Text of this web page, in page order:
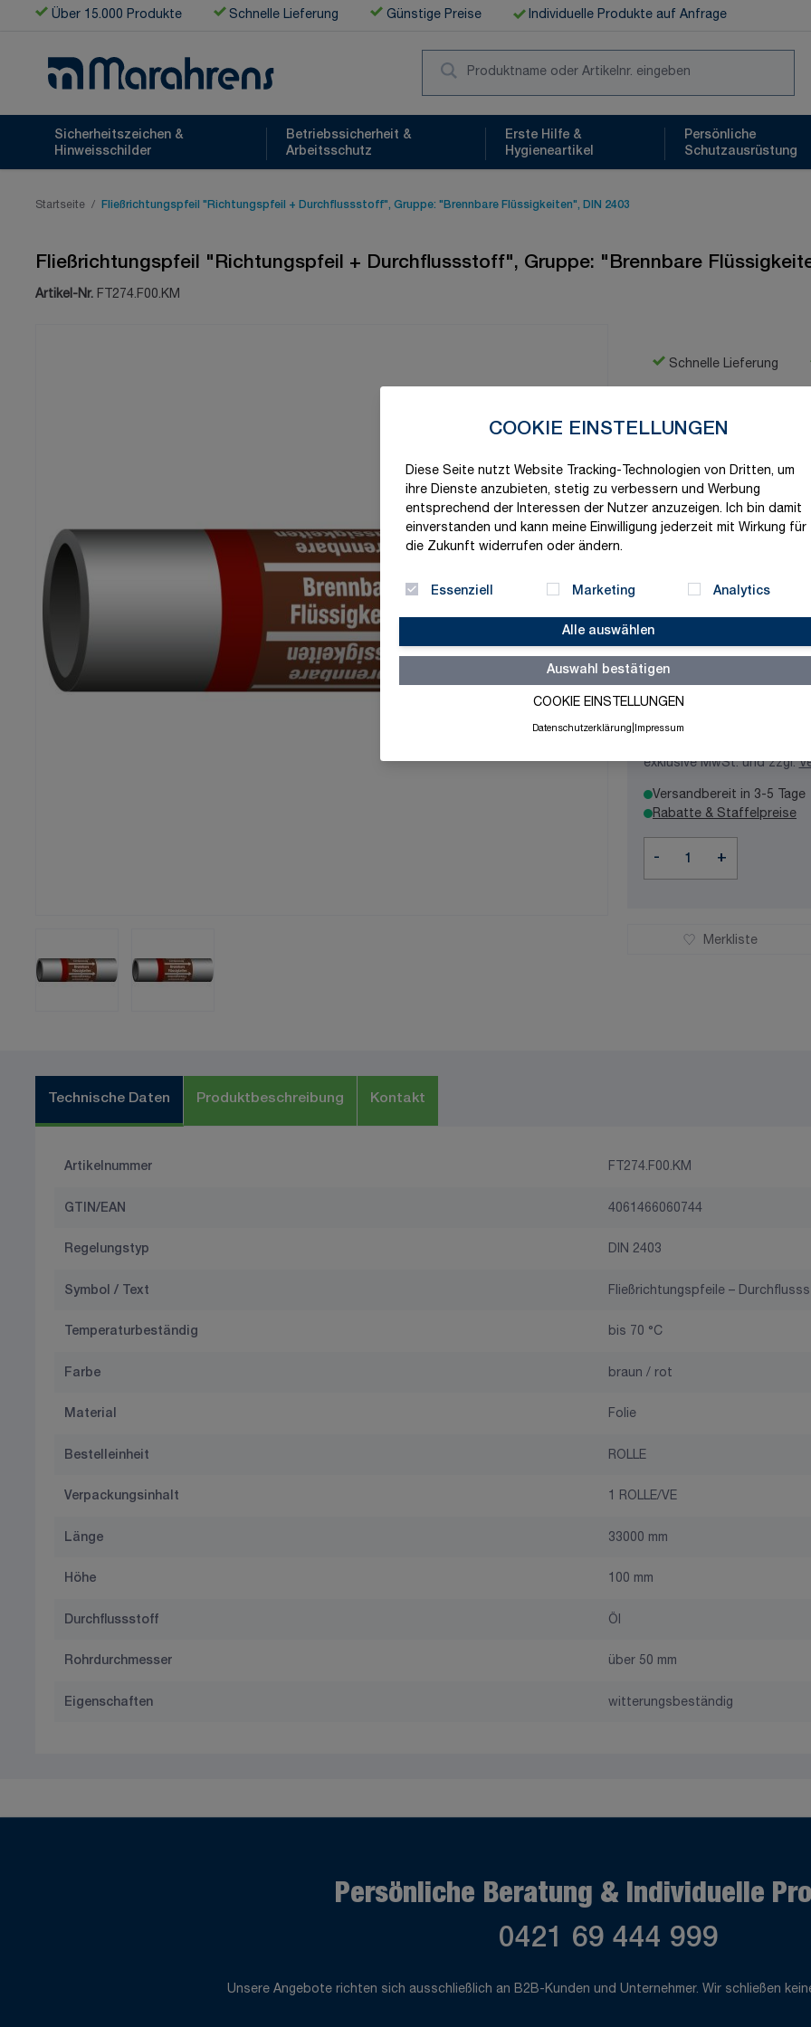
COOKIE EINSTELLUNGEN
Diese Seite nutzt Website Tracking-Technologien von Dritten, um
ihre Dienste anzubieten, stetig zu verbessern und Werbung
entsprechend der Interessen der Nutzer anzuzeigen. Ich bin damit
einverstanden und kann meine Einwilligung jederzeit mit Wirkung für
die Zukunft widerrufen oder ändern.
Essenziell Marketing Analytics
Alle auswählen
Auswahl bestätigen
COOKIE EINSTELLUNGEN
Datenschutzerklärung Impressum
Zum Inhalt springen
Über 15.000 Produkte Schnelle Lieferung Günstige Preise Individuelle Produkte auf Anfrage
Sicherheitszeichen &
Hinweisschilder
Betriebssicherheit &
Arbeitsschutz
Erste Hilfe &
Hygieneartikel
Persönliche
Schutzausrüstung
Startseite / Fließrichtungspfeil "Richtungspfeil + Durchflussstoff", Gruppe: "Brennbare Flüssigkeiten", DIN 2403
Fließrichtungspfeil "Richtungspfeil + Durchflussstoff", Gruppe: "Brennbare
Artikel-Nr. FT274.F00.KM
Schnelle Lieferung
Produktvariation wählen
Rohrdurchmesser
130,08 €
exklusive MwSt. und zzgl.
Versandbereit in 3-5 Tage
Rabatte & Staffelpreise
- +
Merkliste
Technische Daten Produktbeschreibung Kontakt
Artikelnummer FT274.F00.KM
GTIN/EAN 4061466060744
Regelungstyp DIN 2403
Symbol / Text Fließrichtungspfeile –
Temperaturbeständig bis 70 °C
Farbe braun / rot
Material Folie
Bestelleinheit ROLLE
Verpackungsinhalt 1 ROLLE/VE
Länge 33000 mm
Höhe 100 mm
Durchflussstoff Öl
Rohrdurchmesser über 50 mm
Eigenschaften witterungsbeständig
Persönliche Beratung & Individuelle
0421 69 444 999
Unsere Angebote richten sich ausschließlich an B2B-Kunden und Unternehmer. Wir schließen